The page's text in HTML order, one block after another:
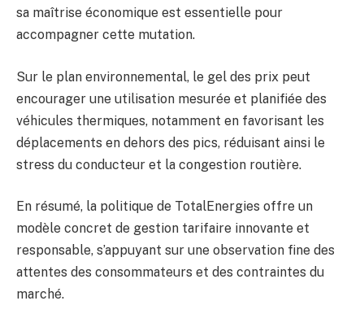
sa maîtrise économique est essentielle pour
accompagner cette mutation.
Sur le plan environnemental, le gel des prix peut
encourager une utilisation mesurée et planifiée des
véhicules thermiques, notamment en favorisant les
déplacements en dehors des pics, réduisant ainsi le
stress du conducteur et la congestion routière.
En résumé, la politique de TotalEnergies offre un
modèle concret de gestion tarifaire innovante et
responsable, s’appuyant sur une observation fine des
attentes des consommateurs et des contraintes du
marché.